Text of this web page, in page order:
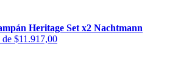
Heritage Set x2 Nachtmann
$11.917,00